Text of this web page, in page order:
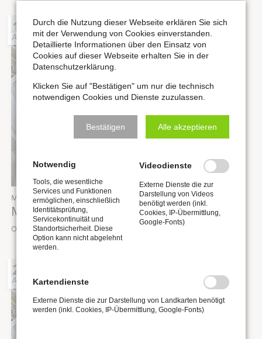
19
AUG
Mittwoch,19.08.2026, 12:00 Uhr
Mittagskonzert „Orgel punkt Zwölf“
Ort: Stadtkirche St. Wenzel zu Naumburg
22
AUG
Durch die Nutzung dieser Webseite erklären Sie sich
mit der Verwendung von Cookies einverstanden.
Detaillierte Informationen über den Einsatz von
Cookies auf dieser Webseite erhalten Sie in der
Datenschutzerklärung.
Klicken Sie auf "Bestätigen" um nur die technisch
notwendigen Cookies und Dienste zuzulassen.
Bestätigen Alle akzeptieren
Notwendig
Tools, die wesentliche
Services und Funktionen
ermöglichen, einschließlich
Identitätsprüfung,
Servicekontinuität und
Standortsicherheit. Diese
Option kann nicht abgelehnt
werden.
Videodienste
Externe Dienste die zur
Darstellung von Videos
benötigt werden (inkl.
Cookies, IP-Übermittlung,
Google-Fonts)
Kartendienste
Externe Dienste die zur Darstellung von Landkarten benötigt
werden (inkl. Cookies, IP-Übermittlung, Google-Fonts)